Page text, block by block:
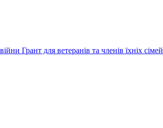
Грант для ветеранів та членів їхніх сімей